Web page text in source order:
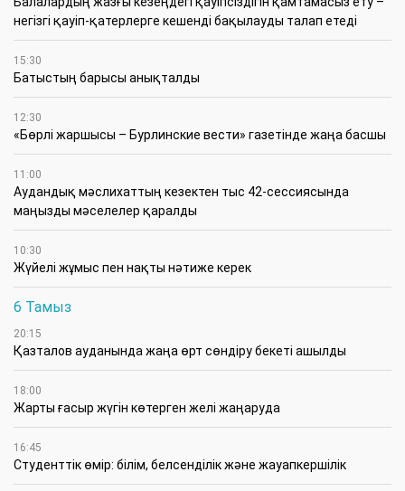
негізгі қауіп-қатерлерге кешенді бақылауды талап етеді
15:30
Батыстың барысы анықталды
12:30
«Бөрлі жаршысы – Бурлинские вести» газетінде жаңа басшы
11:00
Аудандық мәслихаттың кезектен тыс 42-сессиясында
маңызды мәселелер қаралды
10:30
Жүйелі жұмыс пен нақты нәтиже керек
6 Тамыз
20:15
Қазталов ауданында жаңа өрт сөндіру бекеті ашылды
18:00
Жарты ғасыр жүгін көтерген желі жаңаруда
16:45
Студенттік өмір: білім, белсенділік және жауапкершілік